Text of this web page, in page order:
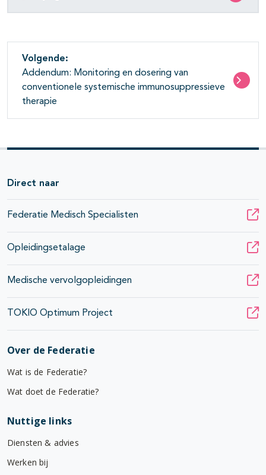
Volgende:
Addendum: Monitoring en dosering van
conventionele systemische immunosuppressieve
therapie
Direct naar
Federatie Medisch Specialisten
Opleidingsetalage
Medische vervolgopleidingen
TOKIO Optimum Project
Over de Federatie
Wat is de Federatie?
Wat doet de Federatie?
Nuttige links
Diensten & advies
Werken bij